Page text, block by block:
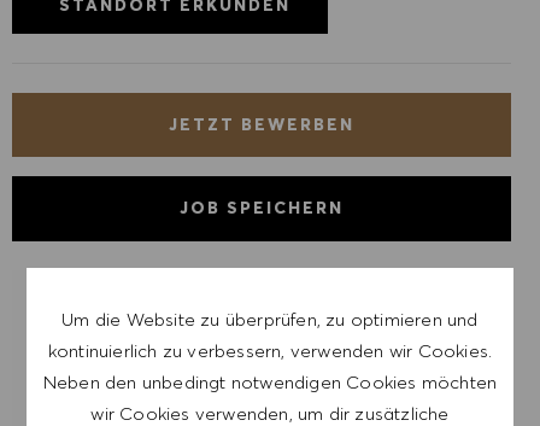
Um die Website zu überprüfen, zu optimieren und
kontinuierlich zu verbessern, verwenden wir Cookies.
Neben den unbedingt notwendigen Cookies möchten
wir Cookies verwenden, um dir zusätzliche
JETZT BEWERBEN
JOB SPEICHERN
LASSE DICH FÜR ÄHNLICHE JOBS
BENACHRICHTIGEN
Melde dich an, um Job-Alerts zu erhalten.